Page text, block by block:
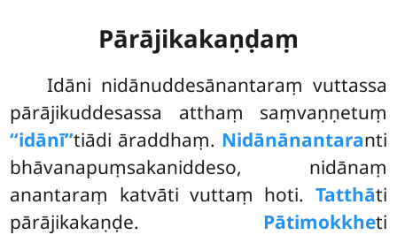
Pārājikakaṇḍaṃ
Idāni nidānuddesānantaraṃ vuttassa
pārājikuddesassa atthaṃ saṃvaṇṇetuṃ
‘‘idānī’’tiādi āraddhaṃ. Nidānānantaranti
bhāvanapuṃsakaniddeso, nidānaṃ
anantaraṃ katvāti vuttaṃ hoti. Tatthāti
pārājikakaṇḍe. Pātimokkheti